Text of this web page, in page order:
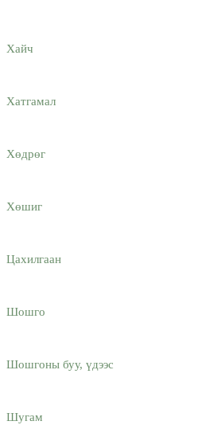
Хайч
Хатгамaл
Хөдрөг
Хөшиг
Цахилгаан
Шошго
Шошгоны буу, үдээс
Шугам